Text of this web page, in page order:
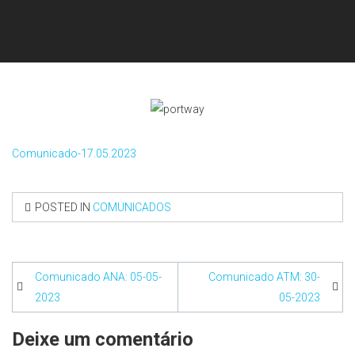
Comunicado-17.05.2023
POSTED IN COMUNICADOS
Navegação
de
artigos
Comunicado ANA: 05-05-
2023
Comunicado ATM: 30-
05-2023
Deixe um comentário